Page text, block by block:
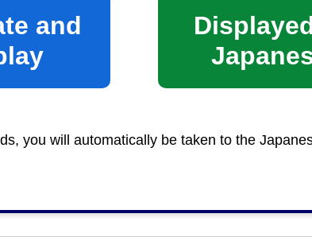
and
you will automatically be taken to the
死胎等又は身体の一部）
方
の死胎等又は身体の一部）